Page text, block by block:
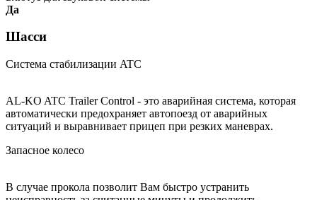
Да
Шасси
Система стабилизации ATC
AL-KO ATC Trailer Control - это аварийная система, которая
автоматически предохраняет автопоезд от аварийных
ситуаций и выравнивает прицеп при резких маневрах.
Запасное колесо
В случае прокола позволит Вам быстро устранить